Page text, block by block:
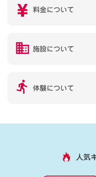
料金について
施設について
体験について
人気